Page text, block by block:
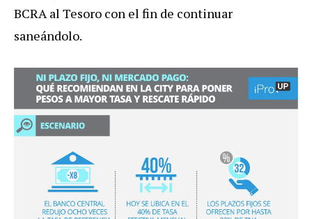
BCRA al Tesoro con el fin de continuar
saneándolo.